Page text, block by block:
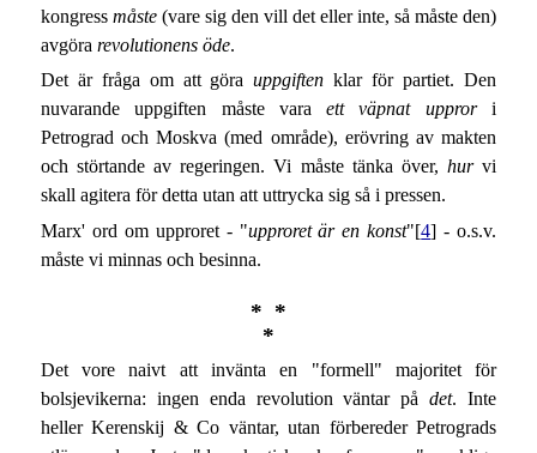
kongress måste(vare sig den vill det eller inte, så måste den)
avgöra revolutionens öde.
Det är fråga om att görauppgiften klar för partiet. Den
nuvarande uppgiften måste varaett väpnat upprori
Petrograd och Moskva (med område), erövring av makten
och störtande av regeringen. Vi måste tänka över, hurvi
skall agitera för detta utan att uttrycka sig så i pressen.
Marx' ord om upproret - "upproret är en konst"[4] - o.s.v.
måste vi minnas och besinna.
* *
*
Det vore naivt att invänta en "formell" majoritet för
bolsjevikerna: ingen enda revolution väntar pådet. Inte
heller Kerenskij & Co väntar, utan förbereder Petrograds